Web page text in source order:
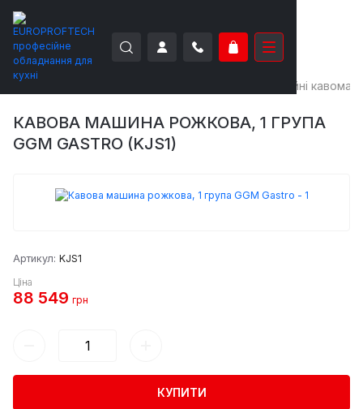
EUROPROFTECH Професійні
КАВОВА МАШИНА РОЖКОВА, 1 ГРУПА
GGM GASTRO (KJS1)
Артикул: KJS1
Ціна
88 549 грн
КУПИТИ